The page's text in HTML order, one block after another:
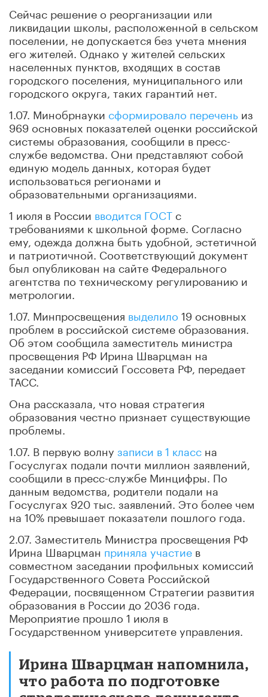
Сейчас решение о реорганизации или
ликвидации школы, расположенной в сельском
поселении, не допускается без учета мнения
его жителей. Однако у жителей сельских
населенных пунктов, входящих в состав
городского поселения, муниципального или
городского округа, таких гарантий нет.
1.07. Минобрнауки сформировало перечень из
969 основных показателей оценки российской
системы образования, сообщили в пресс-
службе ведомства. Они представляют собой
единую модель данных, которая будет
использоваться регионами и
образовательными организациями.
1 июля в России вводится ГОСТ с
требованиями к школьной форме. Согласно
ему, одежда должна быть удобной, эстетичной
и патриотичной. Соответствующий документ
был опубликован на сайте Федерального
агентства по техническому регулированию и
метрологии.
1.07. Минпросвещения выделило19 основных
проблем в российской системе образования.
Об этом сообщила заместитель министра
просвещения РФ Ирина Шварцман на
заседании комиссий Госсовета РФ, передает
ТАСС.
Она рассказала, что новая стратегия
образования честно признает существующие
проблемы.
1.07. В первую волну записи в 1 класс на
Госуслугах подали почти миллион заявлений,
сообщили в пресс-службе Минцифры. По
данным ведомства, родители подали на
Госуслугах 920 тыс. заявлений. Это более чем
на 10% превышает показатели пошлого года.
2.07. Заместитель Министра просвещения РФ
Ирина Шварцман приняла участие в
совместном заседании профильных комиссий
Государственного Совета Российской
Федерации, посвященном Стратегии развития
образования в России до 2036 года.
Мероприятие прошло 1 июля в
Государственном университете управления.
Ирина Шварцман напомнила,
что работа по подготовке